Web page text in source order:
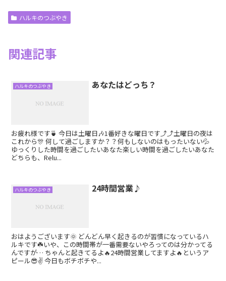
ハルキのつぶやき
関連記事
ハルキのつぶやき あなたはどっち？
お疲れ様です🍵 今日は土曜日🎶1番好きな曜日です⤴︎⤴︎土曜日の夜は
これから🎊 何して過ごしますか？？何もしないのはもったいない💦
ゆっくりした時間を過ごしたいあなた楽しい時間を過ごしたいあなた
どちらも、Relu...
ハルキのつぶやき 24時間営業♪
おはようございます🌞 どんどん早く起きるのが習慣になっているハ
ルキです☘️いや、この時間帯が一番需要ないやろってのは分かってる
んですが… ちゃんと起きてるよ🔥24時間営業してますよ🔥というア
ピール😎✌️ 今日もボチボチや...